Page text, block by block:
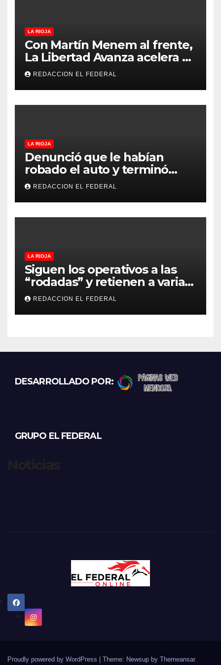
LA RIOJA
Con Martín Menem al frente,
La Libertad Avanza acelera su
despliegue en La Rioja y
desembarcó en Aimogasta
REDACCION EL FEDERAL
LA RIOJA
Denunció que le habían
robado el auto y terminó
confesando que su hermano
lo empeñó por drogas
REDACCION EL FEDERAL
LA RIOJA
Siguen los operativos a las
“rodadas” y retienen a varias
motocicletas
REDACCION EL FEDERAL
DESARROLLADO POR:
GRUPO EL FEDERAL
Proudly powered by WordPress | Theme: Newsup by Themeansar.